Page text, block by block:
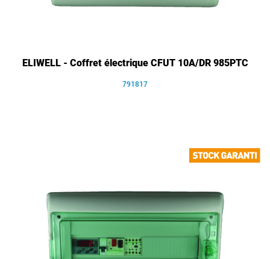
ELIWELL - Coffret électrique CFUT 10A/DR 985PTC
791817